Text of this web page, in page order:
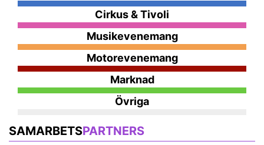
Cirkus & Tivoli
Musikevenemang
Motorevenemang
Marknad
Övriga
SAMARBETSPARTNERS